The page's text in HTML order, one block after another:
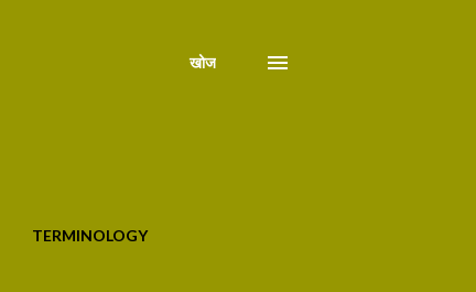
खोज
TERMINOLOGY